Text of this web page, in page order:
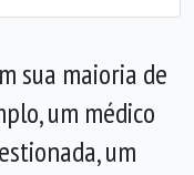
sua maioria de
um médico
um